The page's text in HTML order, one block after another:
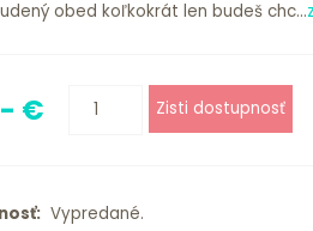
obed koľkokrát len budeš chc...
€
Vypredané.